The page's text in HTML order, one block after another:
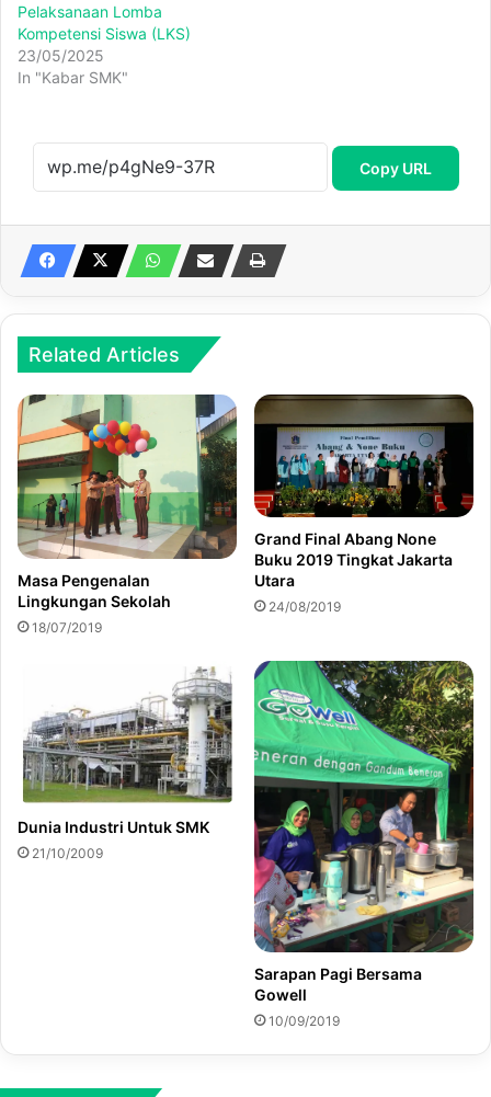
Pelaksanaan Lomba
Kompetensi Siswa (LKS)
23/05/2025
In "Kabar SMK"
Copy URL
Related Articles
Masa Pengenalan
Lingkungan Sekolah
18/07/2019
Grand Final Abang None
Buku 2019 Tingkat Jakarta
Utara
24/08/2019
Dunia Industri Untuk SMK
21/10/2009
Sarapan Pagi Bersama
Gowell
10/09/2019